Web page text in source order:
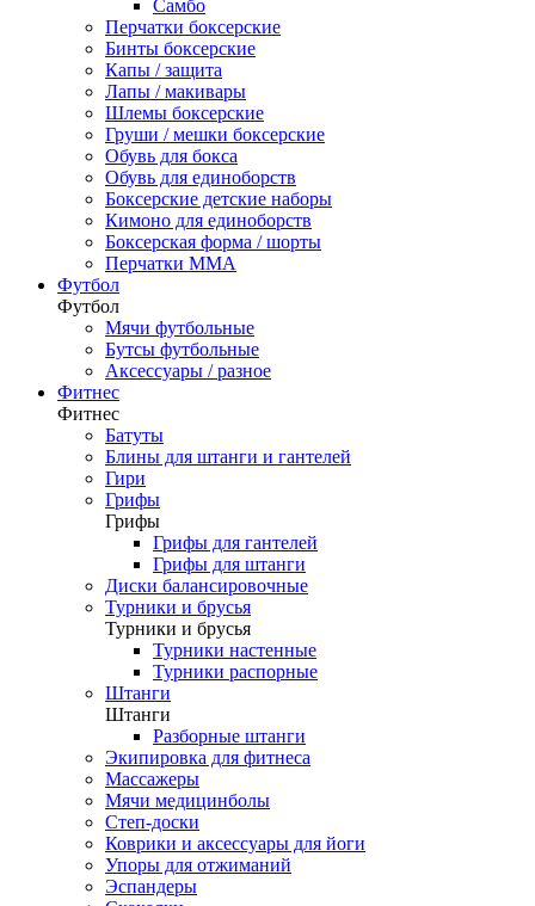
Самбо
Перчатки боксерские
Бинты боксерские
Капы / защита
Лапы / макивары
Шлемы боксерские
Груши / мешки боксерские
Обувь для бокса
Обувь для единоборств
Боксерские детские наборы
Кимоно для единоборств
Боксерская форма / шорты
Перчатки ММА
Футбол
Футбол
Мячи футбольные
Бутсы футбольные
Аксессуары / разное
Фитнес
Фитнес
Батуты
Блины для штанги и гантелей
Гири
Грифы
Грифы
Грифы для гантелей
Грифы для штанги
Диски балансировочные
Турники и брусья
Турники и брусья
Турники настенные
Турники распорные
Штанги
Штанги
Разборные штанги
Экипировка для фитнеса
Массажеры
Мячи медицинболы
Степ-доски
Коврики и аксессуары для йоги
Упоры для отжиманий
Эспандеры